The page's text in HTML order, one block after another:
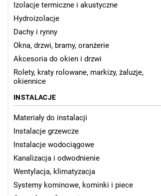
Izolacje termiczne i akustyczne
Hydroizolacje
Dachy i rynny
Okna, drzwi, bramy, oranżerie
Akcesoria do okien i drzwi
Rolety, kraty rolowane, markizy, żaluzje,
okiennice
INSTALACJE
Materiały do instalacji
Instalacje grzewcze
Instalacje wodociągowe
Kanalizacja i odwodnienie
Wentylacja, klimatyzacja
Systemy kominowe, kominki i piece